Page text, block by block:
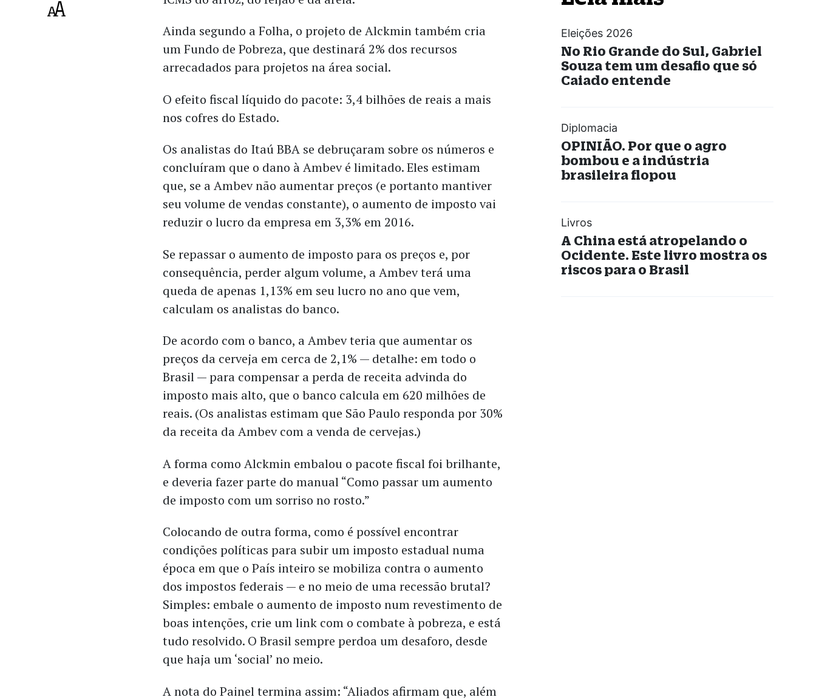
Ainda segundo a Folha, o projeto de Alckmin também cria
um Fundo de Pobreza, que destinará 2% dos recursos
arrecadados para projetos na área social.
O efeito fiscal líquido do pacote: 3,4 bilhões de reais a mais
nos cofres do Estado.
Os analistas do Itaú BBA se debruçaram sobre os números e
concluíram que o dano à Ambev é limitado. Eles estimam
que, se a Ambev não aumentar preços (e portanto mantiver
seu volume de vendas constante), o aumento de imposto vai
reduzir o lucro da empresa em 3,3% em 2016.
Se repassar o aumento de imposto para os preços e, por
consequência, perder algum volume, a Ambev terá uma
queda de apenas 1,13% em seu lucro no ano que vem,
calculam os analistas do banco.
De acordo com o banco, a Ambev teria que aumentar os
preços da cerveja em cerca de 2,1% — detalhe: em todo o
Brasil — para compensar a perda de receita advinda do
imposto mais alto, que o banco calcula em 620 milhões de
reais. (Os analistas estimam que São Paulo responda por 30%
da receita da Ambev com a venda de cervejas.)
A forma como Alckmin embalou o pacote fiscal foi brilhante,
e deveria fazer parte do manual “Como passar um aumento
de imposto com um sorriso no rosto.”
Colocando de outra forma, como é possível encontrar
condições políticas para subir um imposto estadual numa
época em que o País inteiro se mobiliza contra o aumento
dos impostos federais — e no meio de uma recessão brutal?
Simples: embale o aumento de imposto num revestimento de
boas intenções, crie um link com o combate à pobreza, e está
tudo resolvido. O Brasil sempre perdoa um desaforo, desde
que haja um ‘social’ no meio.
A nota do Painel termina assim: “Aliados afirmam que, além
Eleições 2026
No Rio Grande do Sul, Gabriel
Souza tem um desafio que só
Caiado entende
Diplomacia
OPINIÃO. Por que o agro
bombou e a indústria
brasileira flopou
Livros
A China está atropelando o
Ocidente. Este livro mostra os
riscos para o Brasil